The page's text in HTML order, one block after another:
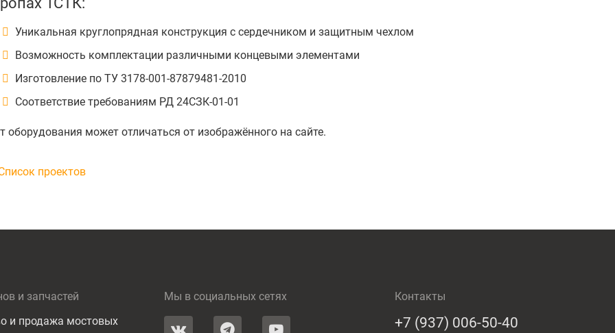
Уникальная круглопрядная конструкция с сердечником и защитным чехлом
Возможность комплектации различными концевыми элементами
Изготовление по ТУ 3178-001-87879481-2010
Соответствие требованиям РД 24СЗК-01-01
оборудования может отличаться от изображённого на сайте.
проектов
и запчастей
и продажа мостовых
Мы в социальных сетях Контакты
+7 (937) 006-50-40